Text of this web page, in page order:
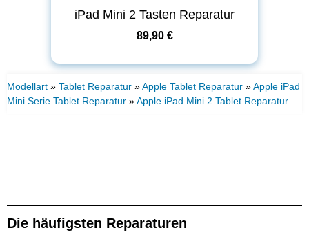
iPad Mini 2 Tasten Reparatur
89,90 €
Modellart » Tablet Reparatur »Apple Tablet Reparatur »Apple iPad
Mini Serie Tablet Reparatur »Apple iPad Mini 2 Tablet Reparatur
Die häufigsten Reparaturen